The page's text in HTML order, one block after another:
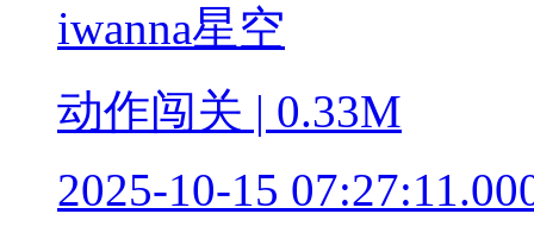
iwanna星空
动作闯关 | 0.33M
2025-10-15